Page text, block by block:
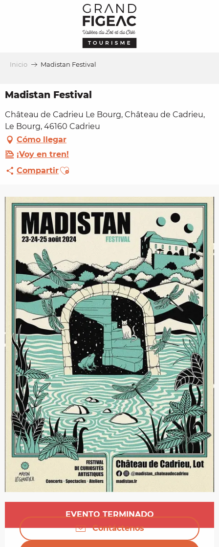
Inicio Madistan Festival
Madistan Festival
Château de Cadrieu Le Bourg, Château de Cadrieu,
Le Bourg, 46160 Cadrieu
Cómo llegar
¡Voy en tren!
CompartirAjouter aux favoris
Horarios y datos de contacto
EVENTO TERMINADO
Contáctenos